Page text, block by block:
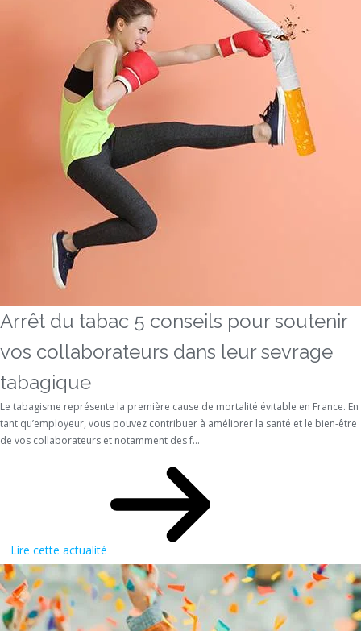
Arrêt du tabac 5 conseils pour soutenir
vos collaborateurs dans leur sevrage
tabagique
Le tabagisme représente la première cause de mortalité évitable en France. En
tant qu’employeur, vous pouvez contribuer à améliorer la santé et le bien-être
de vos collaborateurs et notamment des f...
Lire cette actualité